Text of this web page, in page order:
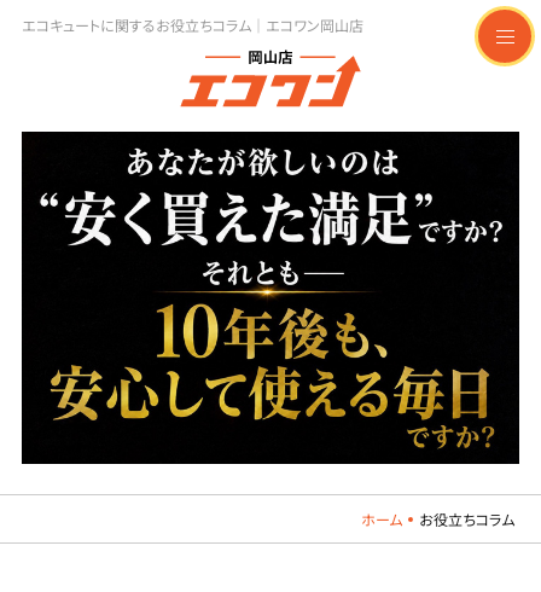
エコキュートに関するお役立ちコラム｜エコワン岡山店
t
o
ホーム お役立ちコラム